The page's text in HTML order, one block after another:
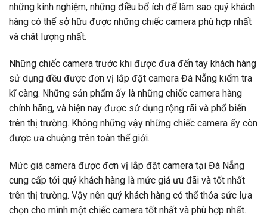
những kinh nghiệm, những điều bổ ích để làm sao quý khách
hàng có thể sở hữu được những chiếc camera phù hợp nhất
và chât lượng nhất.
Những chiếc camera trước khi được đưa đến tay khách hàng
sử dụng đều được đơn vị lắp đặt camera Đà Nẵng kiểm tra
kĩ càng. Những sản phẩm ấy là những chiếc camera hàng
chính hãng, và hiện nay được sử dụng rộng rãi và phổ biến
trên thị trường. Không những vậy những chiếc camera ấy còn
được ưa chuộng trên toàn thế giới.
Mức giá camera được đơn vị lắp đặt camera tại Đà Nẵng
cung cấp tới quý khách hàng là mức giá ưu đãi và tốt nhất
trên thị trường. Vậy nên quý khách hàng có thể thỏa sức lựa
chọn cho mình một chiếc camera tốt nhất và phù hợp nhất.